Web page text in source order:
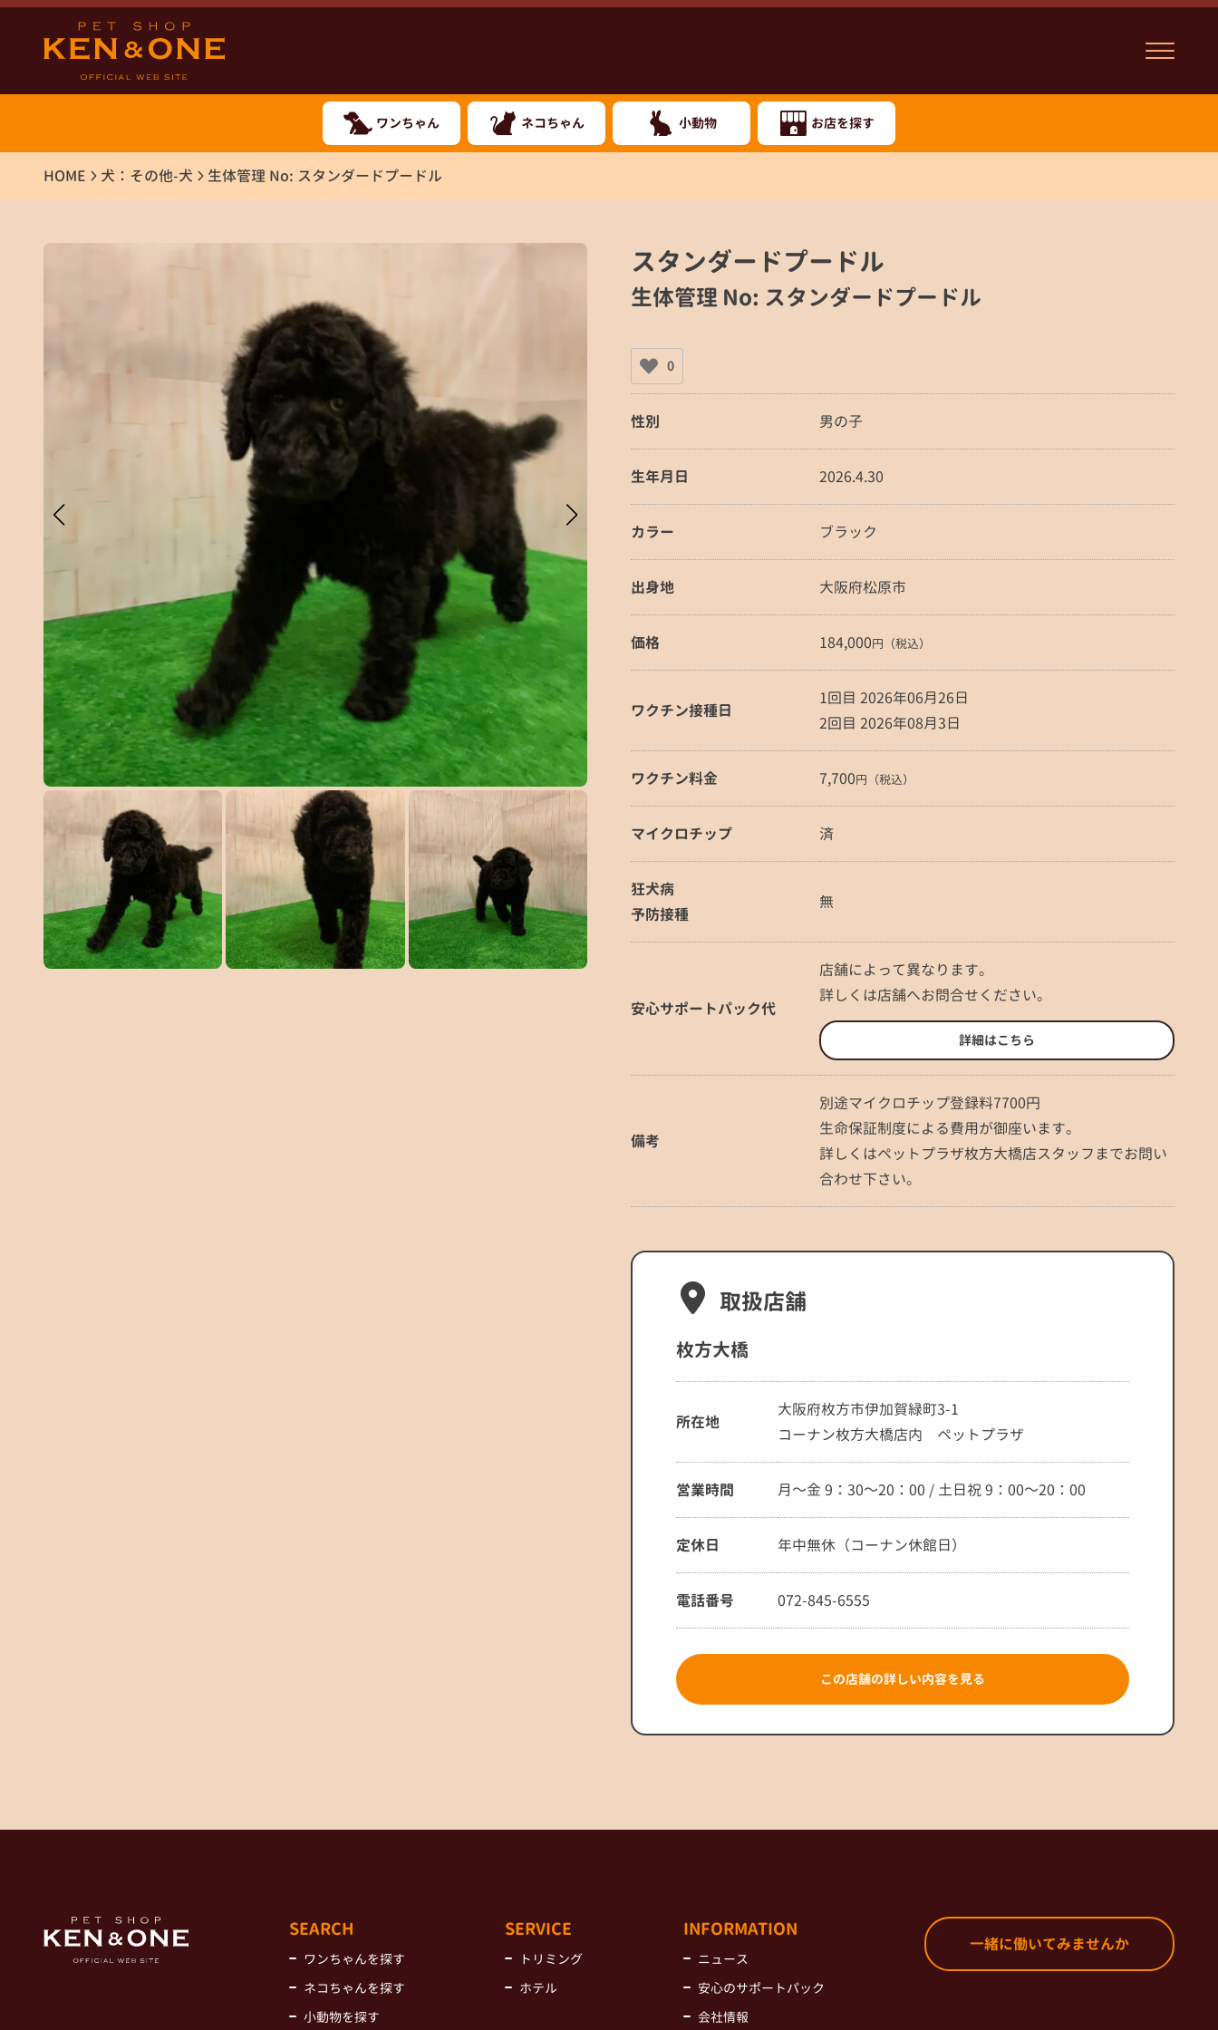
ワンちゃん ネコちゃん 小動物 お店を探す
HOME 犬：その他-犬 生体管理 No: スタンダードプードル
スタンダードプードル
生体管理 No: スタンダードプードル
0
性別 男の子
生年月日 2026.4.30
カラー ブラック
出身地 大阪府松原市
価格 184,000円（税込）
ワクチン接種日
1回目 2026年06月26日
2回目 2026年08月3日
ワクチン料金 7,700円（税込）
マイクロチップ 済
狂犬病
予防接種
無
安心サポートパック代
店舗によって異なります。
詳しくは店舗へお問合せください。
詳細はこちら
備考
別途マイクロチップ登録料7700円
生命保証制度による費用が御座います。
詳しくはペットプラザ枚方大橋店スタッフまでお問い
合わせ下さい。
取扱店舗
枚方大橋
所在地
大阪府枚方市伊加賀緑町3-1
コーナン枚方大橋店内 ペットプラザ
営業時間 月～金 9：30～20：00 / 土日祝 9：00～20：00
定休日 年中無休（コーナン休館日）
電話番号 072-845-6555
この店舗の詳しい内容を見る
SEARCH
ワンちゃんを探す
ネコちゃんを探す
小動物を探す
SERVICE
トリミング
ホテル
INFORMATION
ニュース
安心のサポートパック
会社情報
一緒に働いてみませんか